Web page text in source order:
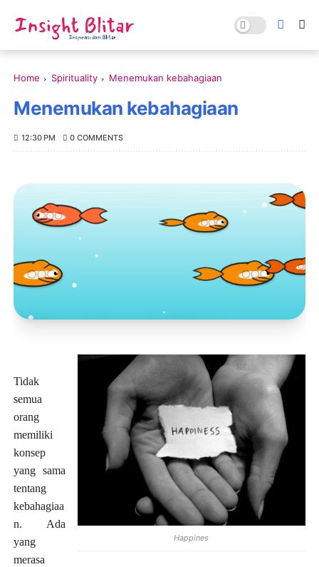
Home Spirituality Menemukan kebahagiaan
Menemukan kebahagiaan
12:30 PM 0 COMMENTS
Toko Jurnal Rasa
Happines
Tidak
semua
orang
memiliki
konsep
yang sama
tentang
kebahagiaa
n. Ada
yang
merasa